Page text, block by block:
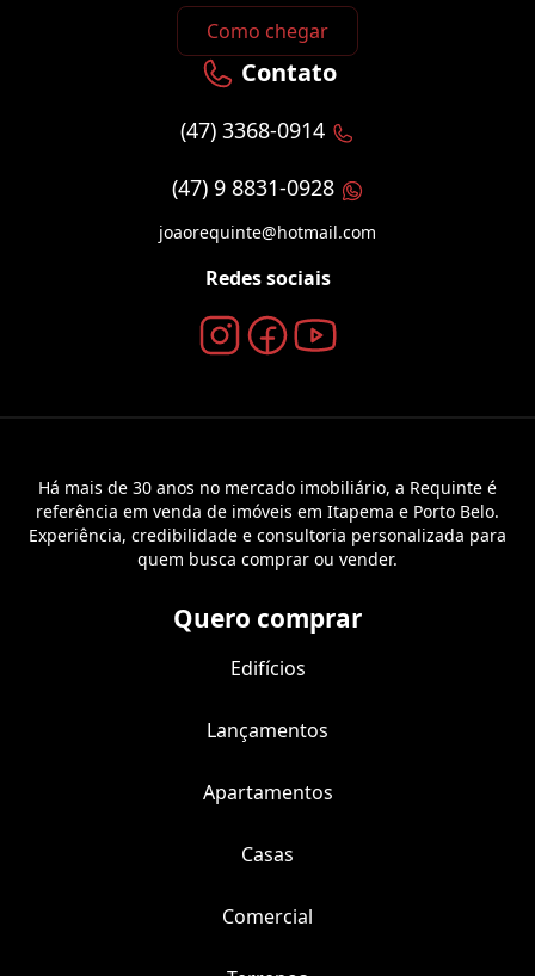
Como chegar
Contato
(47) 3368-0914
(47) 9 8831-0928
joaorequinte@hotmail.com
Redes sociais
Há mais de 30 anos no mercado imobiliário, a Requinte é
referência em venda de imóveis em Itapema e Porto Belo.
Experiência, credibilidade e consultoria personalizada para
quem busca comprar ou vender.
Quero comprar
Edifícios
Lançamentos
Apartamentos
Casas
Comercial